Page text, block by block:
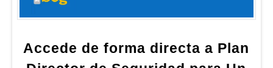
Accede de forma directa a Plan